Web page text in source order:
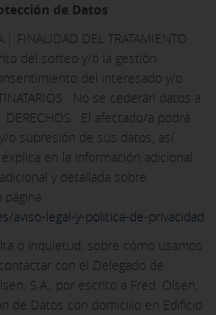
de Datos
FINALIDAD DEL TRATAMIENTO ·
del sorteo y/o la gestión
del interesado y/o
· No se cederán datos a
· El afectado/a podrá
o supresión de sus datos, así
en la información adicional.
y detallada sobre
aviso-legal-y-politica-de-privacidad.
o inquietud, sobre cómo usamos
con el Delegado de
S.A., por escrito a Fred. Olsen,
de Datos con domicilio en Edificio